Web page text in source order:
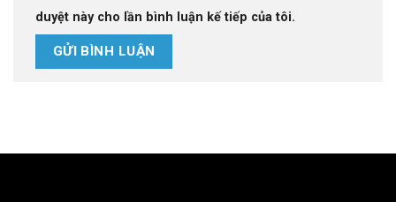
duyệt này cho lần bình luận kế tiếp của tôi.